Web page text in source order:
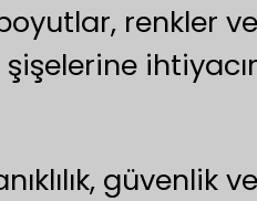
renkler
güvenlik